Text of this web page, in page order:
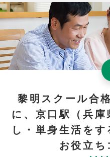
黎明スクール合
に、京口駅（兵
し・単身生活を
お役立ち